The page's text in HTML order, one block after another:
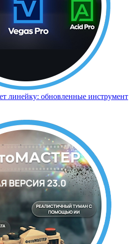
линейку: обновленные инструмент